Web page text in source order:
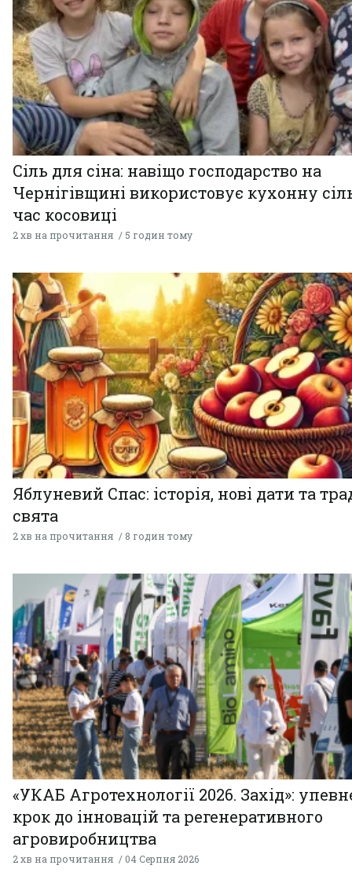
Сіль для сіна: навіщо господарство на
Чернігівщині використовує кухонну
час косовиці
2 хв на прочитання 5 годин тому
Яблуневий Спас: історія, нові дати та
свята
2 хв на прочитання 8 годин тому
«УКАБ Агротехнології 2026. Захід»:
крок до інновацій та регенеративного
агровиробництва
2 хв на прочитання 04 Серпня 2026